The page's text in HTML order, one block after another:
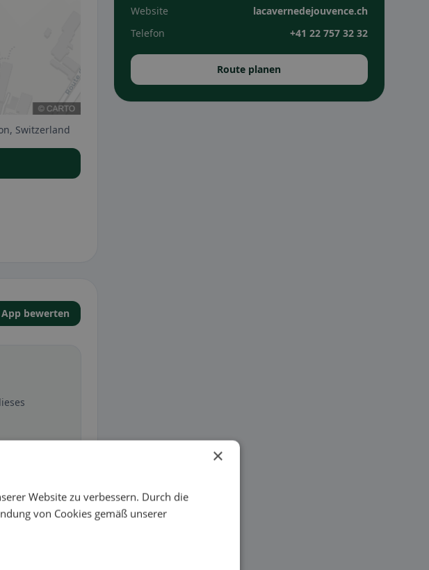
Switzerland
bewerten
oder
Website
lacavernedejouvence.ch
Telefon
+41 22 757 32 32
Route planen
×
Website zu verbessern. Durch die
von Cookies gemäß unserer